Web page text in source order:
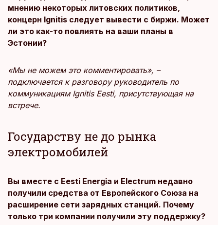
мнению некоторых литовских политиков,
концерн Ignitis следует вывести с биржи. Может
ли это как-то повлиять на ваши планы в
Эстонии?
«Мы не можем это комментировать», –
подключается к разговору руководитель по
коммуникациям Ignitis Eesti, присутствующая на
встрече.
Государству не до рынка
электромобилей
Вы вместе с Eesti Energia и Electrum недавно
получили средства от Европейского Союза на
расширение сети зарядных станций. Почему
только три компании получили эту поддержку?